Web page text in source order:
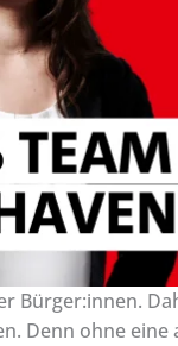
Bürger:innen.
Denn ohne